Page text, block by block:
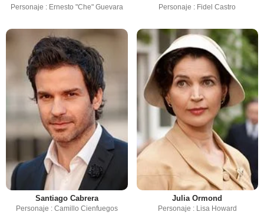
Personaje : Ernesto "Che" Guevara Personaje : Fidel Castro
Santiago Cabrera
Personaje : Camillo Cienfuegos
Julia Ormond
Personaje : Lisa Howard